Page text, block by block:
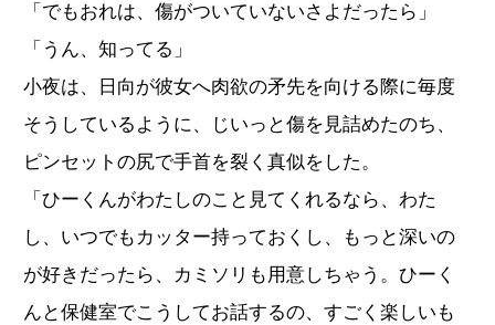
「でもおれは、傷がついていないさよだったら」
「うん、知ってる」
小夜は、日向が彼女へ肉欲の矛先を向ける際に毎度
そうしているように、じいっと傷を見詰めたのち、
ピンセットの尻で手首を裂く真似をした。
「ひーくんがわたしのこと見てくれるなら、わた
し、いつでもカッター持っておくし、もっと深いの
が好きだったら、カミソリも用意しちゃう。ひーく
んと保健室でこうしてお話するの、すごく楽しいも